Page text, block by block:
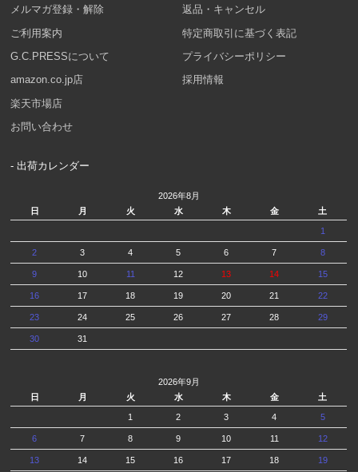
メルマガ登録・解除
ご利用案内
G.C.PRESSについて
amazon.co.jp店
楽天市場店
お問い合わせ
返品・キャンセル
特定商取引に基づく表記
プライバシーポリシー
採用情報
- 出荷カレンダー
2026年8月
日
月 火 水 木 金 土
1
2 3 4 5 6 7 8
9 10 11 12 13 14 15
16 17 18 19 20 21 22
23 24 25 26 27 28 29
30 31
2026年9月
日
月 火 水 木 金 土
1 2 3 4 5
6 7 8 9 10 11 12
13 14 15 16 17 18 19